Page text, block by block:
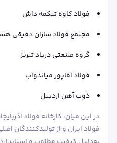
فولاد کاوه تیکمه داش
مجتمع فولاد سازان دقیقی
گروه صنعتی درپاد تبریز
فولاد آقاپور میاندوآب
ذوب آهن اردبیل
در این میان، کارخانه فولاد
فولاد ایران و از تولیدکنندگان